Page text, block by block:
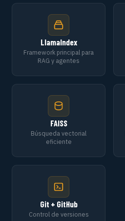
LlamaIndex
Framework principal para
RAG y agentes
FAISS
Búsqueda vectorial
eficiente
Git + GitHub
Control de versiones